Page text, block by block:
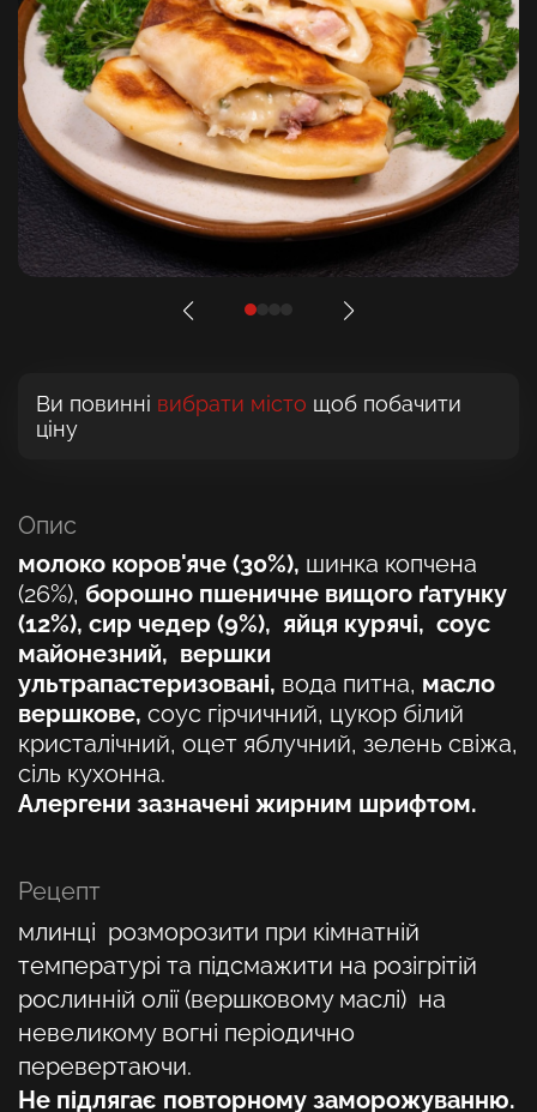
Ви повинні вибрати місто щоб побачити
ціну
Опис
молоко коров'яче (30%), шинка копчена
(26%), борошно пшеничне вищого ґатунку
(12%), сир чедер (9%), яйця курячі, соус
майонезний, вершки
ультрапастеризовані, вода питна, масло
вершкове, соус гірчичний, цукор білий
кристалічний, оцет яблучний, зелень свіжа,
сіль кухонна.
Алергени зазначені жирним шрифтом.
Рецепт
млинці розморозити при кімнатній
температурі та підсмажити на розігрітій
рослинній олії (вершковому маслі) на
невеликому вогні періодично
перевертаючи.
Не підлягає повторному заморожуванню.